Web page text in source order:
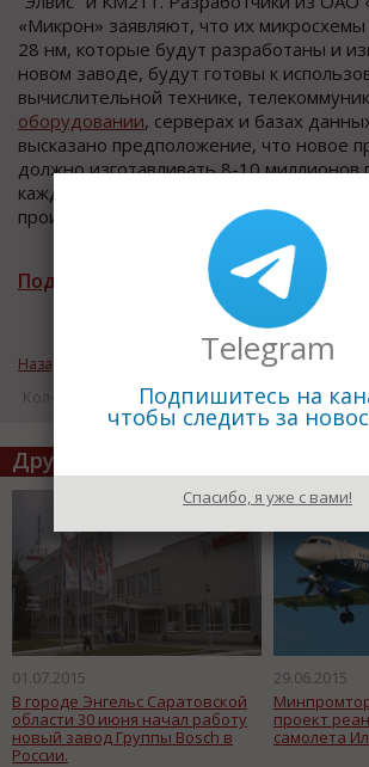
«Микрон» заявляют, что их
28 нм, которые будут разработаны и
новом заводе, будут готовы к
вычислительной технике,
оборудовании, серверах и базах
высказано предположение, что новое
должно изготавливать 8-10 миллионов
каждый день, и только тогда, через 5-7
производство станет для безубыточным.
Подписаться на рассылку новостей
Назад к рубрике «Новости промышленности»
Кол-во просмотров: 17833
Другие статьи по теме
01.07.2015
В городе Энгельс Саратовской
области 30 июня начал работу
новый завод Группы Bosch в
России.
29.06.2015
проект
самолета
Telegram
Подпишитесь на
чтобы следить за
Спасибо, я уже с вами!